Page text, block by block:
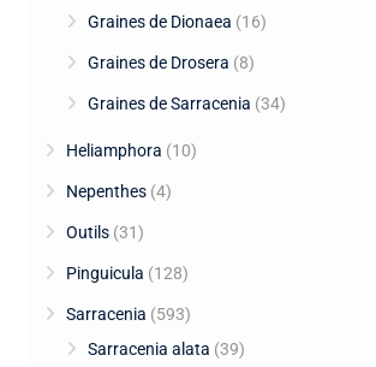
Graines de Dionaea (16)
Graines de Drosera (8)
Graines de Sarracenia (34)
Heliamphora (10)
Nepenthes (4)
Outils (31)
Pinguicula (128)
Sarracenia (593)
Sarracenia alata (39)